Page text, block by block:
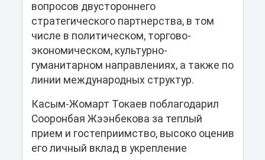
вопросов двустороннего
стратегического партнерства, в том
числе в политическом, торгово-
экономическом, культурно-
гуманитарном направлениях, а также по
линии международных структур.
Касым-Жомарт Токаев поблагодарил
Сооронбая Жээнбекова за теплый
прием и гостеприимство, высоко оценив
его личный вклад в укрепление